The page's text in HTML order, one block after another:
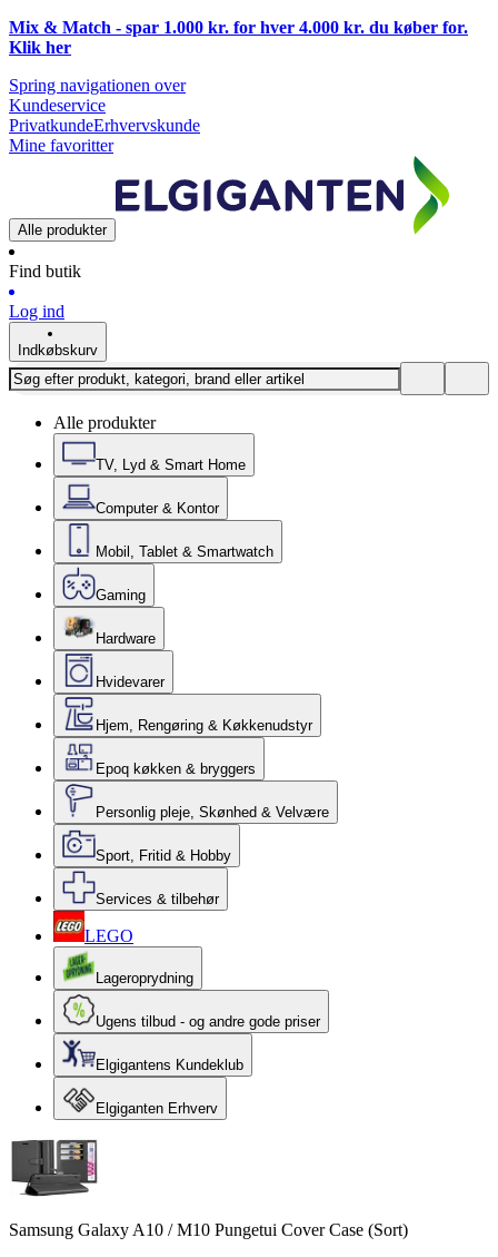
Mix & Match - spar 1.000 kr. for hver 4.000 kr. du køber for.
Klik her
Spring navigationen over
Kundeservice
PrivatkundeErhvervskunde
Mine favoritter
Alle produkter
Find butik
Log ind
Indkøbskurv
Alle produkter
TV, Lyd & Smart Home
Computer & Kontor
Mobil, Tablet & Smartwatch
Gaming
Hardware
Hvidevarer
Hjem, Rengøring & Køkkenudstyr
Epoq køkken & bryggers
Personlig pleje, Skønhed & Velvære
Sport, Fritid & Hobby
Services & tilbehør
LEGO
Lageroprydning
Ugens tilbud - og andre gode priser
Elgigantens Kundeklub
Elgiganten Erhverv
Samsung Galaxy A10 / M10 Pungetui Cover Case (Sort)